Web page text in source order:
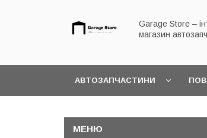
Garage Store –
магазин
АВТОЗАПЧАСТИНИ